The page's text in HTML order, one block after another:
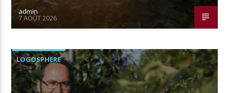
admin
7 AOÛT 2026
LOGOSPHERE